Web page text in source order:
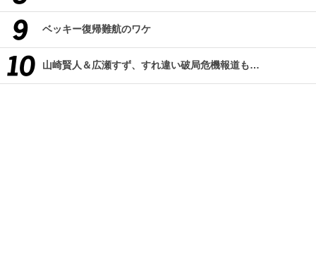
ベッキー復帰難航のワケ
山崎賢人＆広瀬すず、すれ違い破局危機報道も…